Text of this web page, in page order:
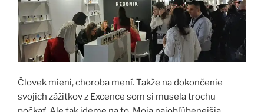
Človek mieni, choroba mení. Takže na dokončenie
svojich zážitkov z Excence som si musela trochu